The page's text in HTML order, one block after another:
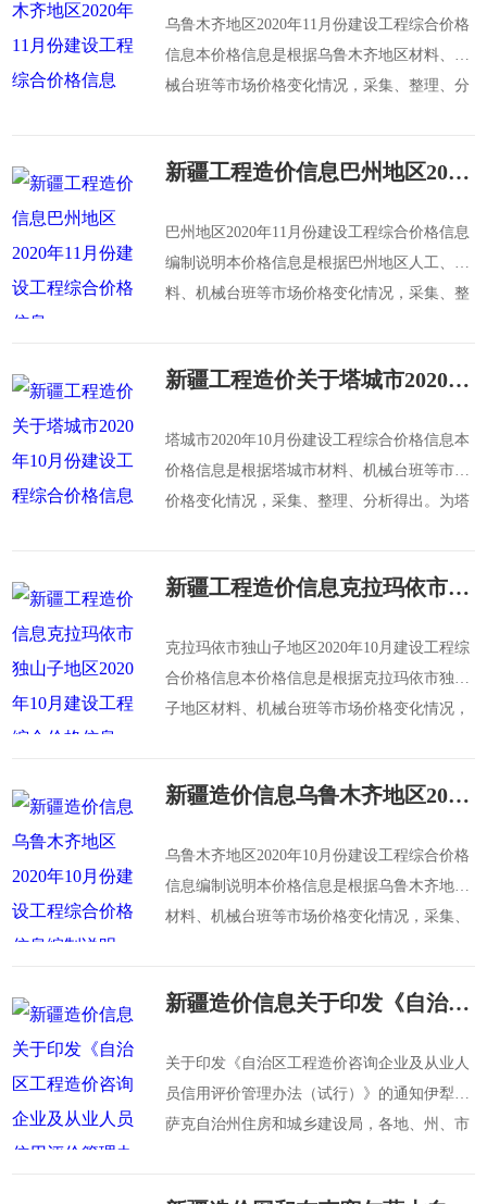
乌鲁木齐地区2020年11月份建设工程综合价格
信息本价格信息是根据乌鲁木齐地区材料、机
械台班等市场价格变化情况，采集、整理、分
新疆工程造价信息巴州地区2020年11月份建设工程综合价格信息
巴州地区2020年11月份建设工程综合价格信息
编制说明本价格信息是根据巴州地区人工、材
料、机械台班等市场价格变化情况，采集、整
新疆工程造价关于塔城市2020年10月份建设工程综合价格信息
塔城市2020年10月份建设工程综合价格信息本
价格信息是根据塔城市材料、机械台班等市场
价格变化情况，采集、整理、分析得出。为塔
新疆工程造价信息克拉玛依市独山子地区2020年10月建设工程综合价格信息
克拉玛依市独山子地区2020年10月建设工程综
合价格信息本价格信息是根据克拉玛依市独山
子地区材料、机械台班等市场价格变化情况，
新疆造价信息乌鲁木齐地区2020年10月份建设工程综合价格信息编制说明
乌鲁木齐地区2020年10月份建设工程综合价格
信息编制说明本价格信息是根据乌鲁木齐地区
材料、机械台班等市场价格变化情况，采集、
新疆造价信息关于印发《自治区工程造价咨询企业及从业人员信用评价管理办法（试行）》的通知
关于印发《自治区工程造价咨询企业及从业人
员信用评价管理办法（试行）》的通知伊犁哈
萨克自治州住房和城乡建设局，各地、州、市